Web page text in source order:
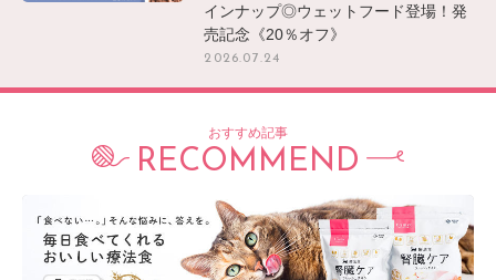
インナップ◎ウェットフード登場！発
売記念《20％オフ》
2026.07.24
おすすめ記事
RECOMMEND